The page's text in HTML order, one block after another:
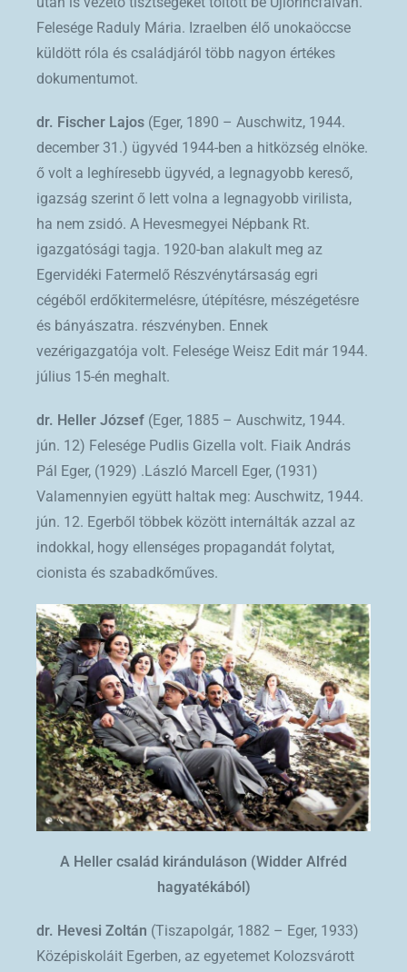
Felesége Raduly Mária. Izraelben élő unokaöccse
küldött róla és családjáról több nagyon értékes
dokumentumot.
dr. Fischer Lajos (Eger, 1890 – Auschwitz, 1944.
december 31.) ügyvéd 1944-ben a hitközség elnöke.
ő volt a leghíresebb ügyvéd, a legnagyobb kereső,
igazság szerint ő lett volna a legnagyobb virilista,
ha nem zsidó. A Hevesmegyei Népbank Rt.
igazgatósági tagja. 1920-ban alakult meg az
Egervidéki Fatermelő Részvénytársaság egri
cégéből erdőkitermelésre, útépítésre, mészégetésre
és bányászatra. részvényben. Ennek
vezérigazgatója volt. Felesége Weisz Edit már 1944.
július 15-én meghalt.
dr. Heller József (Eger, 1885 – Auschwitz, 1944.
jún. 12) Felesége Pudlis Gizella volt. Fiaik András
Pál Eger, (1929) .László Marcell Eger, (1931)
Valamennyien együtt haltak meg: Auschwitz, 1944.
jún. 12. Egerből többek között internálták azzal az
indokkal, hogy ellenséges propagandát folytat,
cionista és szabadkőműves.
A Heller család kiránduláson (Widder Alfréd
hagyatékából)
dr. Hevesi Zoltán (Tiszapolgár, 1882 – Eger, 1933)
Középiskoláit Egerben, az egyetemet Kolozsvárott